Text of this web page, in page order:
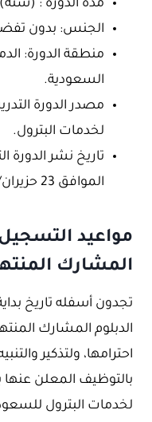
مدة الدورة :
الجنس: بدون
منطقة الدورة:
السعودية.
مصدر الدورة
لخدمات البترول.
الموافق 23 حزيران/يونيو 2023 ميلادي
مواعيد
المشارك المنتهي
تجدون أسفله تاريخ
احترامها، ولتذكير
بالتوظيف المعلن
لخدمات البترول